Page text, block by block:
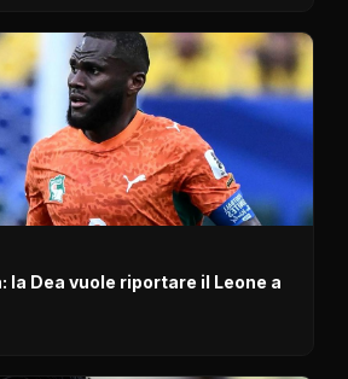
Dea vuole riportare il Leone a